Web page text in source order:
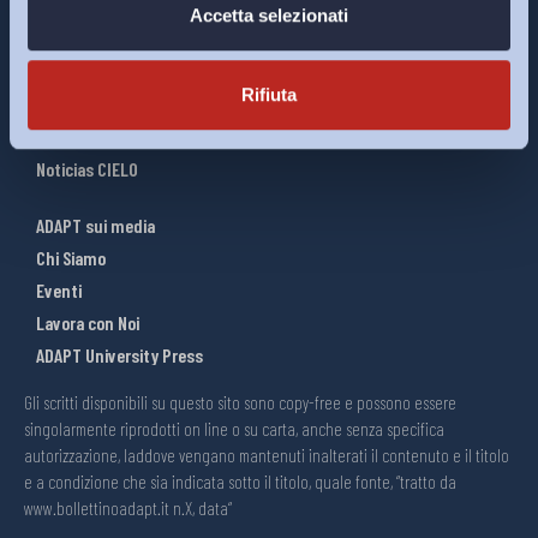
Accetta selezionati
Rifiuta
Welfare
ADAPT Special Bulletin
Noticias CIELO
ADAPT sui media
Chi Siamo
Eventi
Lavora con Noi
ADAPT University Press
Gli scritti disponibili su questo sito sono copy-free e possono essere
singolarmente riprodotti on line o su carta, anche senza specifica
autorizzazione, laddove vengano mantenuti inalterati il contenuto e il titolo
e a condizione che sia indicata sotto il titolo, quale fonte, “tratto da
www.bollettinoadapt.it n.X, data“